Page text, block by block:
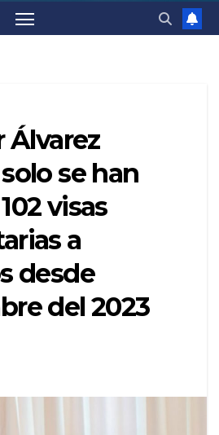
Álvarez
se han
visas
a
desde
del 2023